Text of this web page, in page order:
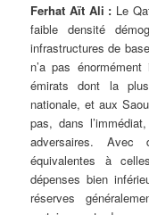
Ferhat Aït Ali : Le
faible densité
infrastructures de
n’a pas
émirats dont la
nationale, et aux
pas, dans
adversaires.
équivalentes à
dépenses bien
réserves